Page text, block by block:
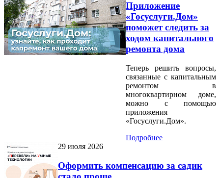
Приложение
«Госуслуги.Дом»
поможет следить за
ходом капитального
ремонта дома
Теперь решить вопросы,
связанные с капитальным
ремонтом в
многоквартирном доме,
можно с помощью
приложения
«Госуслуги.Дом».
Подробнее
29 июля 2026
Оформить компенсацию за садик